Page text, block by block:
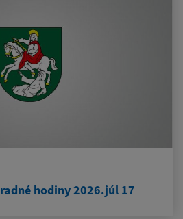
hodiny 2026.júl 17